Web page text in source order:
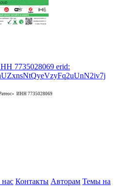
ИНН 7735028069
Контакты Авторам Темы на